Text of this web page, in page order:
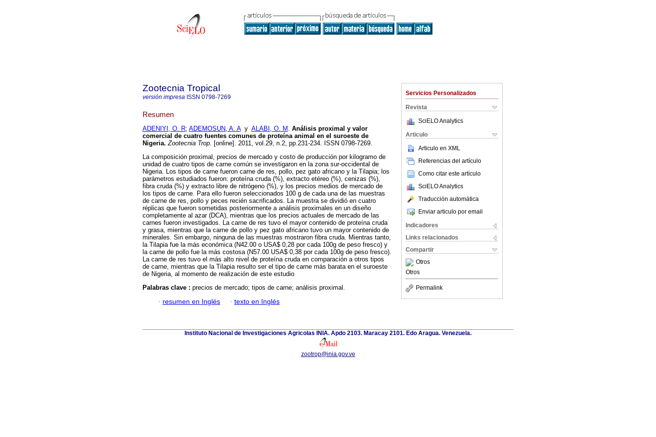
Servicios Personalizados
Revista
SciELO Analytics
Articulo
Articulo en XML
Referencias del artículo
Como citar este artículo
SciELO Analytics
Traducción automática
Enviar articulo por email
Indicadores
Links relacionados
Compartir
Otros
Otros
Permalink
Zootecnia Tropical
versión impresa ISSN 0798-7269
Resumen
ADENIYI, O. R; ADEMOSUN, A. Ay ALABI, O. M . Análisis proximal y valor
comercial de cuatro fuentes comunes de proteína animal en el suroeste de
Nigeria. Zootecnia Trop. [online]. 2011, vol.29, n.2, pp.231-234. ISSN 0798-7269.
La composición proximal, precios de mercado y costo de producción por kilogramo de
unidad de cuatro tipos de carne común se investigaron en la zona sur-occidental de
Nigeria. Los tipos de carne fueron carne de res, pollo, pez gato africano y la Tilapia; los
parámetros estudiados fueron: proteína cruda (%), extracto etéreo (%), cenizas (%),
fibra cruda (%) y extracto libre de nitrógeno (%), y los precios medios de mercado de
los tipos de carne. Para ello fueron seleccionados 100 g de cada una de las muestras
de carne de res, pollo y peces recién sacrificados. La muestra se dividió en cuatro
réplicas que fueron sometidas posteriormente a análisis proximales en un diseño
completamente al azar (DCA), mientras que los precios actuales de mercado de las
carnes fueron investigados. La carne de res tuvo el mayor contenido de proteína cruda
y grasa, mientras que la carne de pollo y pez gato africano tuvo un mayor contenido de
minerales. Sin embargo, ninguna de las muestras mostraron fibra cruda. Mientras tanto,
la Tilapia fue la más económica (N42.00 o USA$ 0,28 por cada 100g de peso fresco) y
la carne de pollo fue la más costosa (N57.00 USA$ 0,38 por cada 100g de peso fresco).
La carne de res tuvo el más alto nivel de proteína cruda en comparación a otros tipos
de carne, mientras que la Tilapia resulto ser el tipo de carne más barata en el suroeste
de Nigeria, al momento de realización de este estudio
Palabras clave : precios de mercado; tipos de carne; análisis proximal.
· resumen en Inglés · texto en Inglés
Instituto Nacional de Investigaciones Agricolas INIA. Apdo 2103. Maracay 2101. Edo Aragua. Venezuela.
zootrop@inia.gov.ve